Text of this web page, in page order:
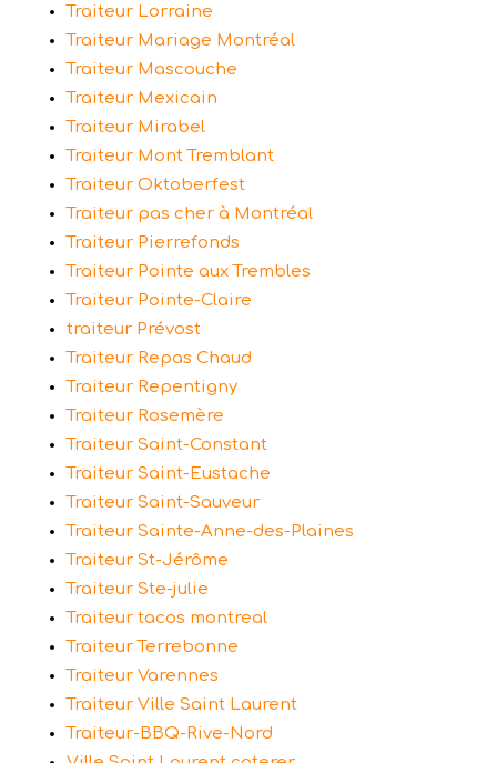
Traiteur Lorraine
Traiteur Mariage Montréal
Traiteur Mascouche
Traiteur Mexicain
Traiteur Mirabel
Traiteur Mont Tremblant
Traiteur Oktoberfest
Traiteur pas cher à Montréal
Traiteur Pierrefonds
Traiteur Pointe aux Trembles
Traiteur Pointe-Claire
traiteur Prévost
Traiteur Repas Chaud
Traiteur Repentigny
Traiteur Rosemère
Traiteur Saint-Constant
Traiteur Saint-Eustache
Traiteur Saint-Sauveur
Traiteur Sainte-Anne-des-Plaines
Traiteur St-Jérôme
Traiteur Ste-julie
Traiteur tacos montreal
Traiteur Terrebonne
Traiteur Varennes
Traiteur Ville Saint Laurent
Traiteur-BBQ-Rive-Nord